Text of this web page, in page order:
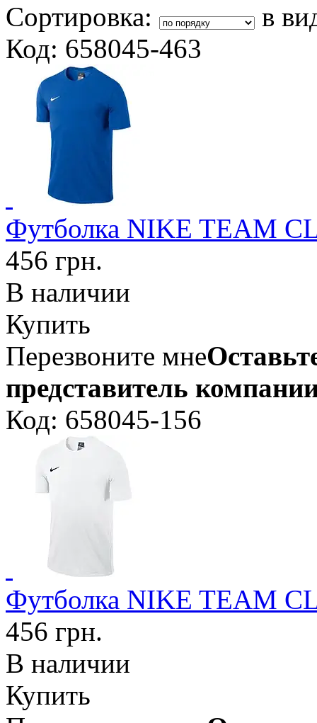
Сортировка:
в
Код: 658045-463
Футболка NIKE TEAM
456 грн.
В наличии
Купить
Перезвоните мне
представитель
Код: 658045-156
Футболка NIKE TEAM
456 грн.
В наличии
Купить